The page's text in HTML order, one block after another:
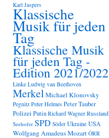
Karl Jaspers
Klassische
Musik für jeden
Tag
Klassische Musik
für jeden Tag -
Edition 2021/2022
Linke Ludwig van Beethoven
MerkelMichael Klonovsky
Pegnitz Peter HelmesPeter Tauber
PolizeiPutin Richard Wagner Russland
Seehofer SPD Söder Ukraine USA
Wolfgang Amadeus Mozart ÖRR